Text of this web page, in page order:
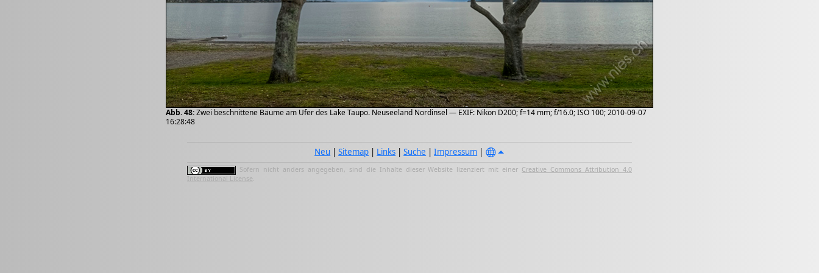
Abb. 48:Zwei beschnittene Bäume am Ufer des Lake Taupo. Neuseeland Nordinsel — EXIF: Nikon D200; f=14 mm; f/16.0; ISO 100; 2010-09-07
16:28:48
Neu |Sitemap | Links |Suche |Impressum |
Sofern nicht anders angegeben, sind die Inhalte dieser Website lizenziert mit einer Creative Commons Attribution 4.0
International License